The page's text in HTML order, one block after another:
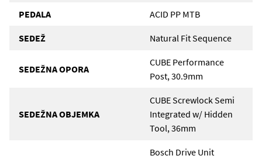
PEDALA ACID PP MTB
SEDEŽ Natural Fit Sequence
SEDEŽNA OPORA
CUBE Performance
Post, 30.9mm
SEDEŽNA OBJEMKA
CUBE Screwlock Semi
Integrated w/ Hidden
Tool, 36mm
Bosch Drive Unit